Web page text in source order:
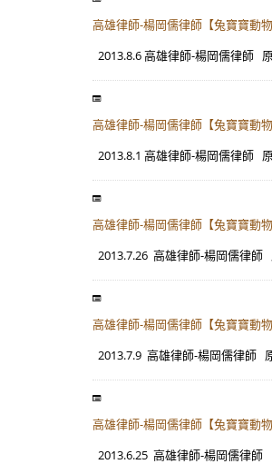
高雄律師-楊岡儒律師【兔寶寶動
2013.8.6 高雄律師-楊岡儒律師
高雄律師-楊岡儒律師【兔寶寶動
2013.8.1 高雄律師-楊岡儒律師
高雄律師-楊岡儒律師【兔寶寶動
2013.7.26 高雄律師-楊岡儒律
高雄律師-楊岡儒律師【兔寶寶動
2013.7.9 高雄律師-楊岡儒律師
高雄律師-楊岡儒律師【兔寶寶動
2013.6.25 高雄律師-楊岡儒律